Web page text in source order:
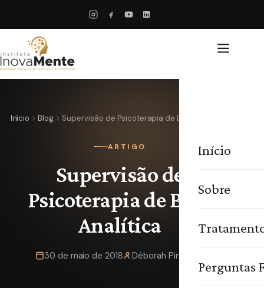
Início
Sobre
Perguntas
Início Blog Supervisão de Psicoterapia de Base Analítica
ARTIGO
Supervisão de
Psicoterapia de Base
Analítica
30 de maio de 2018 Déborah Pimentel